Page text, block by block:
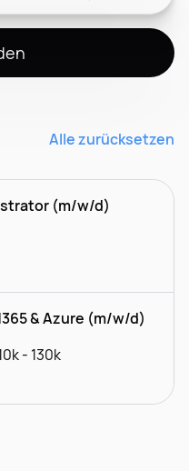
Alle zurücksetzen
(m/w/d)
& Azure (m/w/d)
- 130k